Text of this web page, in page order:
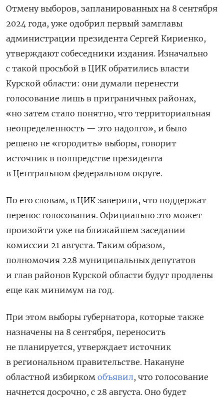
Отмену выборов, запланированных на 8 сентября
2024 года, уже одобрил первый замглавы
администрации президента Сергей Кириенко,
утверждают собеседники издания. Изначально
с такой просьбой в ЦИК обратились власти
Курской области: они думали перенести
голосование лишь в приграничных районах,
«но затем стало понятно, что территориальная
неопределенность — это надолго», и было
решено не «городить» выборы, говорит
источник в полпредстве президента
в Центральном федеральном округе.
По его словам, в ЦИК заверили, что поддержат
перенос голосования. Официально это может
произойти уже на ближайшем заседании
комиссии 21 августа. Таким образом,
полномочия 228 муниципальных депутатов
и глав районов Курской области будут продлены
еще как минимум на год.
При этом выборы губернатора, которые также
назначены на 8 сентября, переносить
не планируется, утверждает источник
в региональном правительстве. Накануне
областной избирком объявил, что голосование
начнется досрочно, с 28 августа. Оно будет